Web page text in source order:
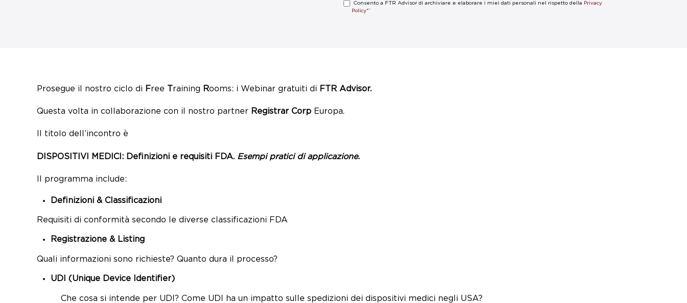
Consento a FTR Advisor di archiviare e elaborare i miei dati personali nel rispetto della
Privacy
Policy**
Prosegue il nostro ciclo di Free Training Rooms: i Webinar gratuiti di FTR Advisor.
Questa volta in collaborazione con il nostro partner Registrar Corp Europa.
Il titolo dell’incontro è
DISPOSITIVI MEDICI: Definizioni e requisiti FDA. Esempi pratici di applicazione.
Il programma include:
Definizioni & Classificazioni
Requisiti di conformità secondo le diverse classificazioni FDA
Registrazione & Listing
Quali informazioni sono richieste? Quanto dura il processo?
UDI (Unique Device Identifier)
Che cosa si intende per UDI? Come UDI ha un impatto sulle spedizioni dei dispositivi medici negli USA?